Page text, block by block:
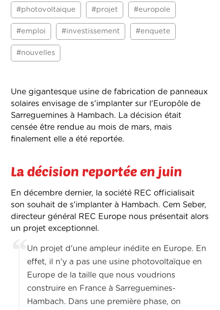
#photovoltaique #projet #europole
#emploi #investissement #enquete
#nouvelles
Une gigantesque usine de fabrication de panneaux
solaires envisage de s'implanter sur l'Europôle de
Sarreguemines à Hambach. La décision était
censée être rendue au mois de mars, mais
finalement elle a été reportée.
La décision reportée en juin
En décembre dernier, la société REC officialisait
son souhait de s'implanter à Hambach. Cem Seber,
directeur général REC Europe nous présentait alors
un projet exceptionnel.
Un projet d'une ampleur inédite en Europe. En
effet, il n'y a pas une usine photovoltaïque en
Europe de la taille que nous voudrions
construire en France à Sarreguemines-
Hambach. Dans une première phase, on